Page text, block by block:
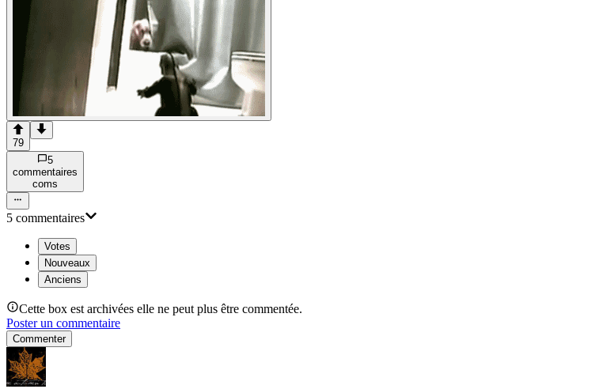
79
5
commentaires
coms
5 commentaires
Votes
Nouveaux
Anciens
Cette box est archivées elle ne peut plus être commentée.
Poster un commentaire
Commenter